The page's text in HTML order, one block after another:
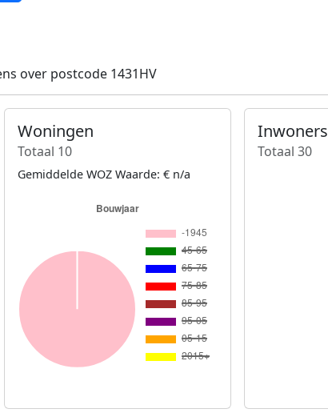
over postcode 1431HV
Woningen
Totaal 10
Gemiddelde WOZ Waarde: € n/a
Inwoners
Totaal 30